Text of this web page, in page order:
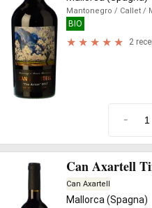
Mantonegro / Callet /
BIO
2
-
Can Axartell
Can Axartell
Mallorca (Spagna)